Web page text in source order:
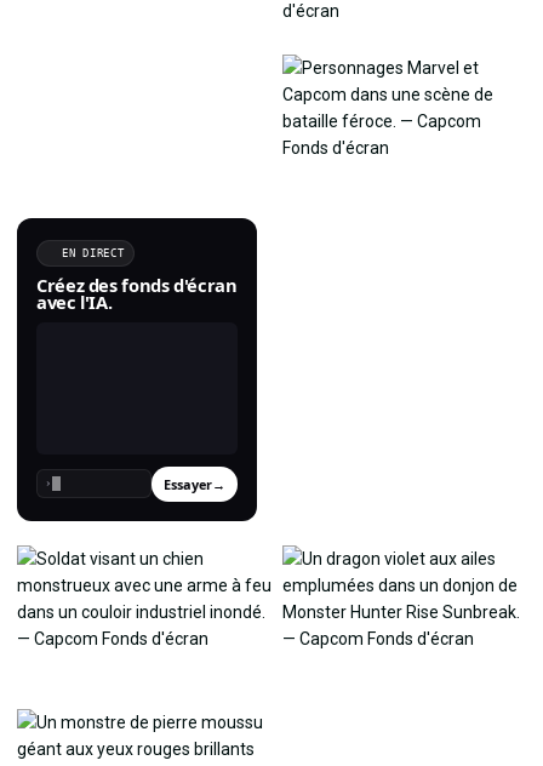
EN DIRECT
Créez des fonds d'écran
avec l'IA.
› Essayer→